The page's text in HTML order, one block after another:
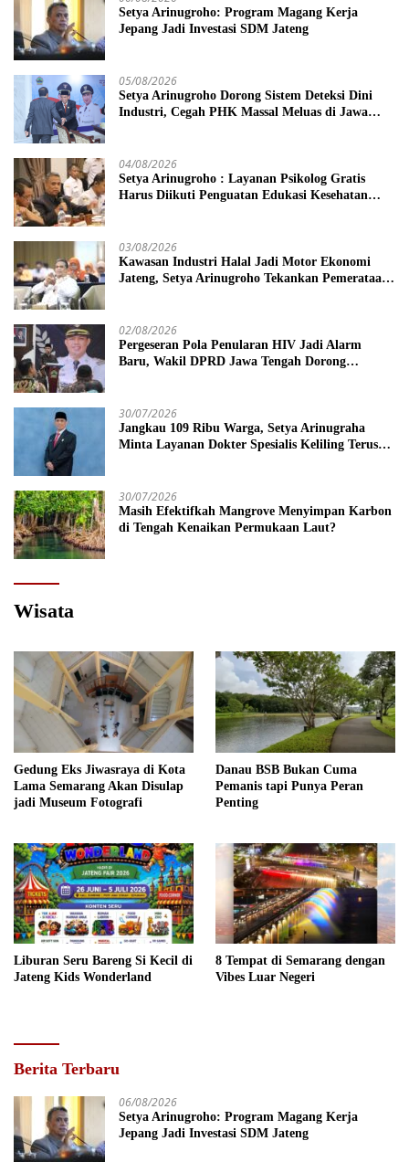
Setya Arinugroho: Program Magang Kerja
Jepang Jadi Investasi SDM Jateng
05/08/2026
Setya Arinugroho Dorong Sistem Deteksi Dini
Industri, Cegah PHK Massal Meluas di Jawa
04/08/2026
Setya Arinugroho : Layanan Psikolog Gratis
Harus Diikuti Penguatan Edukasi Kesehatan
03/08/2026
Kawasan Industri Halal Jadi Motor Ekonomi
Jateng, Setya Arinugroho Tekankan Pemerataan
02/08/2026
Pergeseran Pola Penularan HIV Jadi Alarm
Baru, Wakil DPRD Jawa Tengah Dorong
30/07/2026
Jangkau 109 Ribu Warga, Setya Arinugraha
Minta Layanan Dokter Spesialis Keliling Terus
30/07/2026
Masih Efektifkah Mangrove Menyimpan Karbon
di Tengah Kenaikan Permukaan Laut?
Wisata
Gedung Eks Jiwasraya di Kota
Lama Semarang Akan Disulap
jadi Museum Fotografi
Danau BSB Bukan Cuma
Pemanis tapi Punya Peran
Penting
Liburan Seru Bareng Si Kecil di
Jateng Kids Wonderland
8 Tempat di Semarang dengan
Vibes Luar Negeri
Berita Terbaru
06/08/2026
Setya Arinugroho: Program Magang Kerja
Jepang Jadi Investasi SDM Jateng